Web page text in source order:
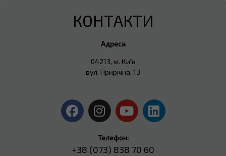
КОНТАКТИ
Адреса
04213, м. Київ
вул. Прирічна, 13
Телефон:
+38 (073) 838 70 60